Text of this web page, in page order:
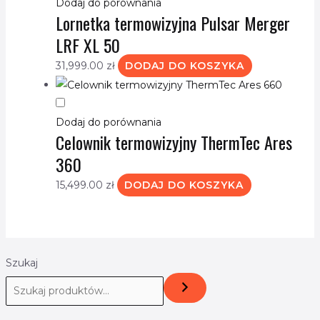
Szukaj
Dodaj do porównania
Lornetka termowizyjna Pulsar Merger
LRF XL 50
31,999.00 zł DODAJ DO KOSZYKA
Dodaj do porównania
Celownik termowizyjny ThermTec Ares
360
15,499.00 zł DODAJ DO KOSZYKA